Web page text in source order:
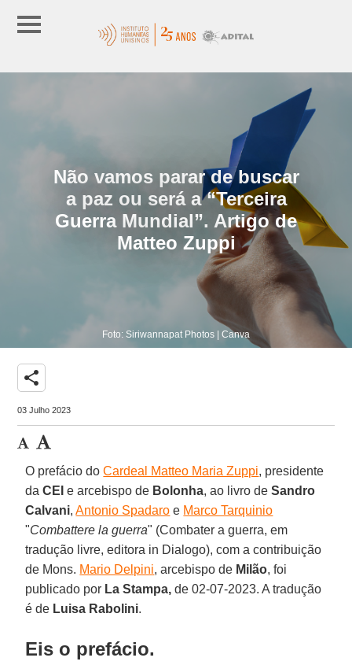
Não vamos parar de buscar
a paz ou será a “Terceira
Guerra Mundial”. Artigo de
Matteo Zuppi
Foto: Siriwannapat Photos | Canva
share
03 Julho 2023
O prefácio doCardeal Matteo Maria Zuppi, presidente
daCEI e arcebispo de Bolonha, ao livro deSandro
Calvani,Antonio Spadaro e Marco Tarquinio
"Combattere la guerra" (Combater a guerra, em
tradução livre, editora in Dialogo), com a contribuição
de Mons. Mario Delpini, arcebispo de Milão, foi
publicado por La Stampa, de 02-07-2023. A tradução
é de Luisa Rabolini.
Eis o prefácio.